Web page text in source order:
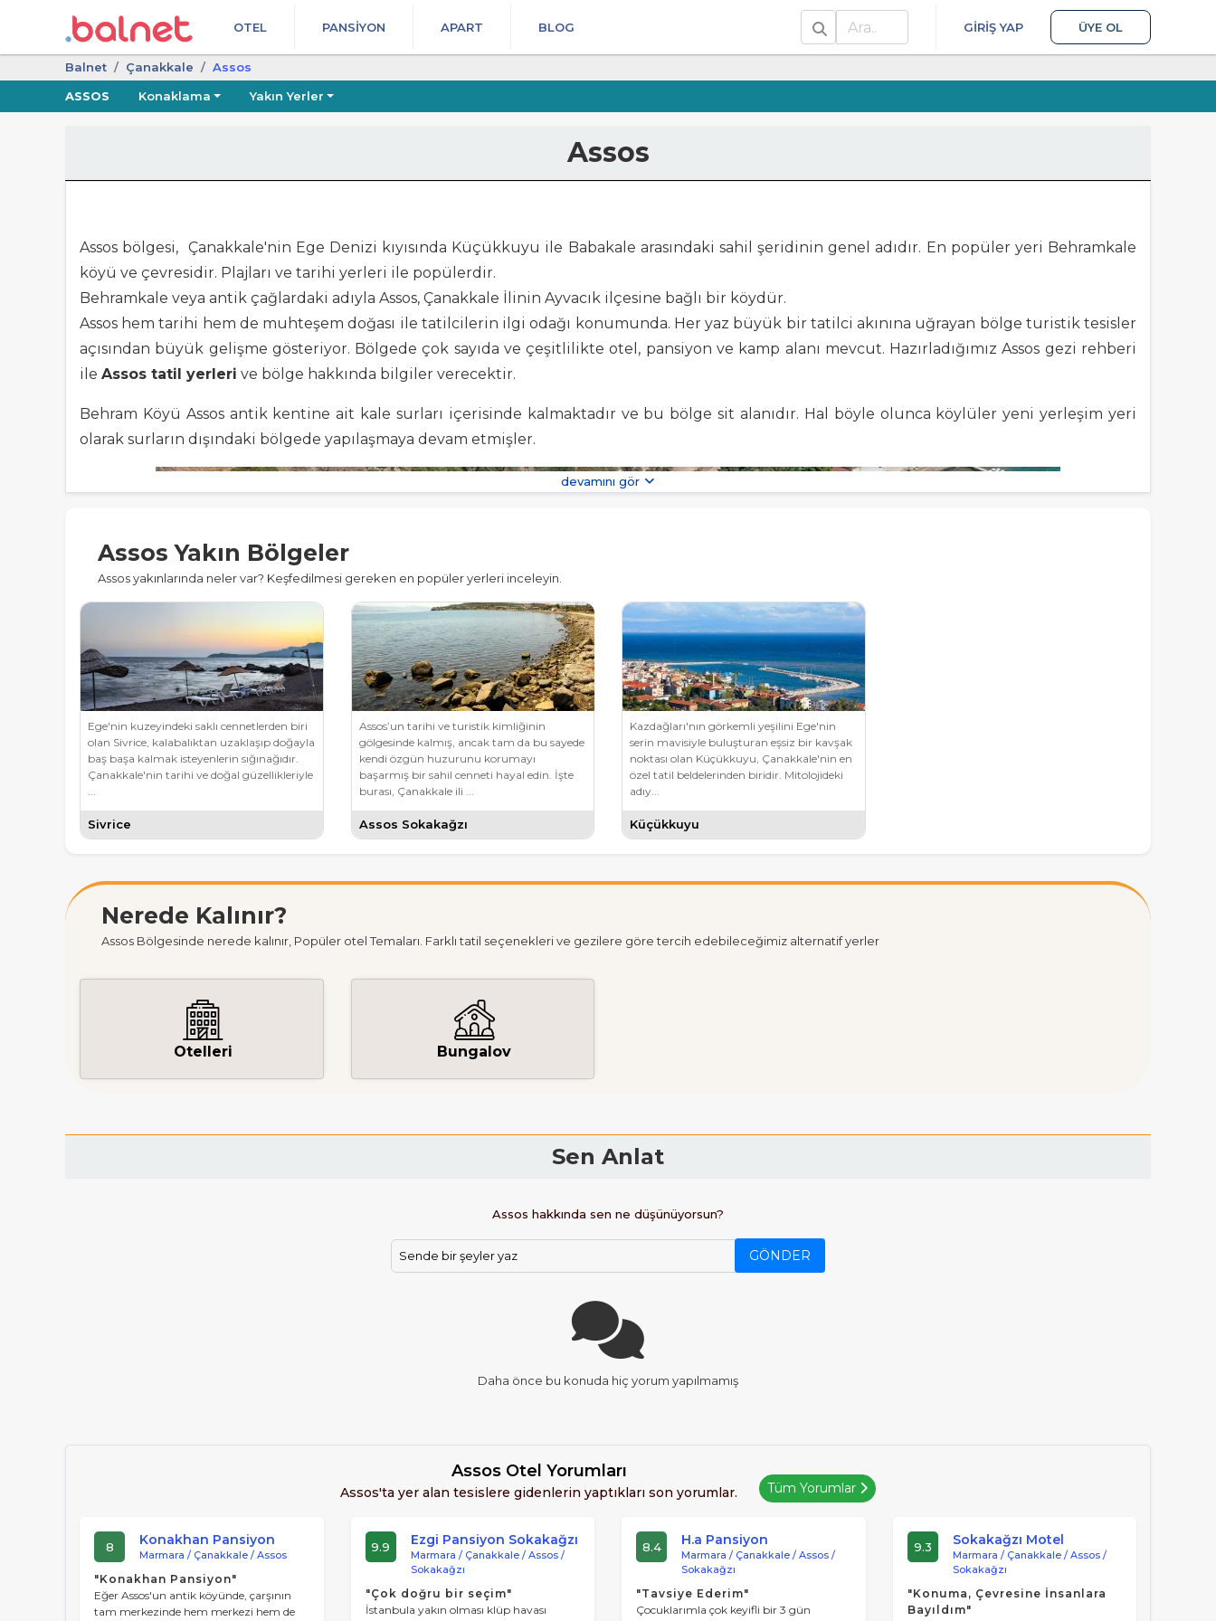
OTEL PANSIYON APART BLOG
Ara
GIRIŞ YAP ÜYE OL
Balnet Çanakkale
Assos
ASSOS
Konaklama Yakın Yerler
Assos
Assos bölgesi, Çanakkale'nin Ege Denizi kıyısında Küçükkuyu ile Babakale arasındaki sahil şeridinin genel adıdır. En popüler yeri Behramkale
köyü ve çevresidir. Plajları ve tarihi yerleri ile popülerdir.
Behramkale veya antik çağlardaki adıyla Assos, Çanakkale İlinin Ayvacık ilçesine bağlı bir köydür.
Assos hem tarihi hem de muhteşem doğası ile tatilcilerin ilgi odağı konumunda. Her yaz büyük bir tatilci akınına uğrayan bölge turistik tesisler
açısından büyük gelişme gösteriyor. Bölgede çok sayıda ve çeşitlilikte otel, pansiyon ve kamp alanı mevcut. Hazırladığımız Assos gezi rehberi
ile Assos tatil yerleri ve bölge hakkında bilgiler verecektir.
Behram Köyü Assos antik kentine ait kale surları içerisinde kalmaktadır ve bu bölge sit alanıdır. Hal böyle olunca köylüler yeni yerleşim yeri
olarak surların dışındaki bölgede yapılaşmaya devam etmişler.
Önceleri Midilliler tarafından yerleşim yeri olan Assos, sonrasında sırayla Persler, İskender ve Roma egemenliğinin ardından Bizans egemenliği
ile tanışmış. 1330 yılından itibaren Osmanlı egemenliğine girerek günümüze ulaşmış. Aristoteles'in 3 yıl kadar bölgede yaşadığı ve bir felsefe
devamını gör
Assos Yakın Bölgeler
Assos yakınlarında neler var? Keşfedilmesi gereken en popüler yerleri inceleyin.
Ege'nin kuzeyindeki saklı cennetlerden biri
olan Sivrice, kalabalıktan uzaklaşıp doğayla
baş başa kalmak isteyenlerin sığınağıdır.
Çanakkale'nin tarihi ve doğal güzellikleriyle
...
Sivrice
Assos’un tarihi ve turistik kimliğinin
gölgesinde kalmış, ancak tam da bu sayede
kendi özgün huzurunu korumayı
başarmış bir sahil cenneti hayal edin. İşte
burası, Çanakkale ili ...
Assos Sokakağzı
Kazdağları'nın görkemli yeşilini Ege'nin
serin mavisiyle buluşturan eşsiz bir kavşak
noktası olan Küçükkuyu, Çanakkale'nin en
özel tatil beldelerinden biridir. Mitolojideki
adıy...
Küçükkuyu
Nerede Kalınır?
Assos Bölgesinde nerede kalınır, Popüler otel Temaları. Farklı tatil seçenekleri ve gezilere göre tercih edebileceğimiz alternatif yerler
Otelleri Bungalov
Sen Anlat
Assos hakkında sen ne düşünüyorsun?
Sende bir şeyler yaz GÖNDER
Daha önce bu konuda hiç yorum yapılmamış
Assos Otel Yorumları
Assos'ta yer alan tesislere gidenlerin yaptıkları son yorumlar. Tüm Yorumlar
8 Konakhan Pansiyon
Marmara / Çanakkale / Assos
"Konakhan Pansiyon"
Eğer Assos'un antik köyünde, çarşının
tam merkezinde hem merkezi hem de
9.9 Ezgi Pansiyon Sokakağzı
Marmara / Çanakkale / Assos /
Sokakağzı
"Çok doğru bir seçim"
İstanbula yakın olması klüp havası
8.4 H.a Pansiyon
Marmara / Çanakkale / Assos /
Sokakağzı
"Tavsiye Ederim"
Çocuklarımla çok keyifli bir 3 gün
9.3 Sokakağzı Motel
Marmara / Çanakkale / Assos /
Sokakağzı
"Konuma, Çevresine İnsanlara
Bayıldım"